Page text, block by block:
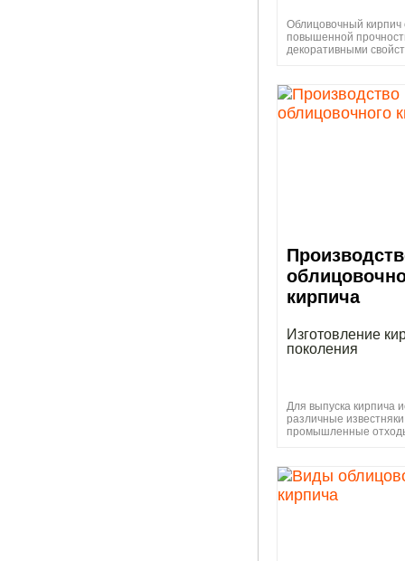
Облицовочный кирпич
повышенной
декоративными
кирпича
Изготовление
поколения
Для выпуска кирпича
различные
промышленные